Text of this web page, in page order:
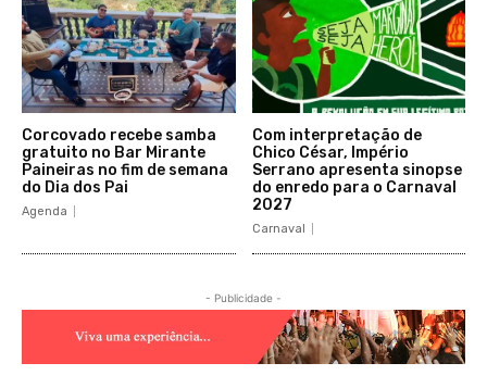
Corcovado recebe samba
gratuito no Bar Mirante
Paineiras no fim de semana
do Dia dos Pai
Agenda
Com interpretação de
Chico César, Império
Serrano apresenta sinopse
do enredo para o Carnaval
2027
Carnaval
- Publicidade -